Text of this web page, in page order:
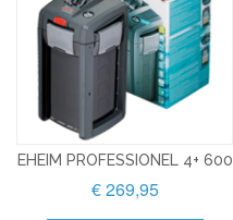
EHEIM PROFESSIONEL 4+ 600
€ 269,95